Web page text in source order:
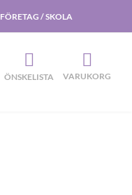
FÖRETAG / SKOLA
ÖNSKELISTA VARUKORG